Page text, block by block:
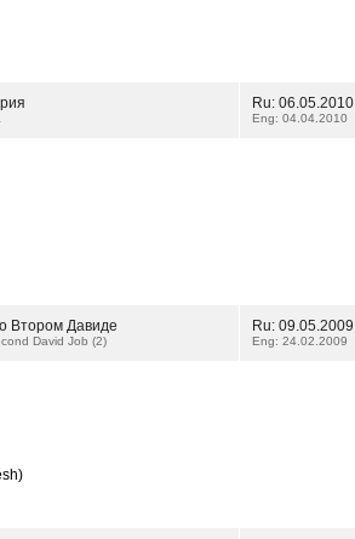
Ru: 06.05.2010
Eng: 04.04.2010
Втором Давиде
David Job (2)
Ru: 09.05.2009
Eng: 24.02.2009